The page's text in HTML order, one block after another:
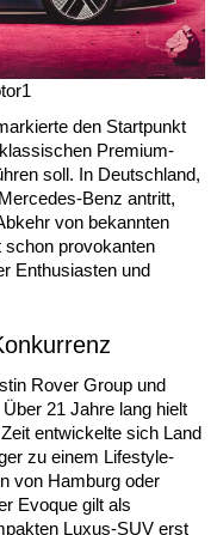
den Startpunkt
Premium-
soll. In Deutschland,
Benz antritt,
von bekannten
schon provokanten
Enthusiasten und
Rover Group und
21 Jahre lang hielt
entwickelte sich Land
zu einem Lifestyle-
von Hamburg oder
Evoque gilt als
Luxus-SUV erst